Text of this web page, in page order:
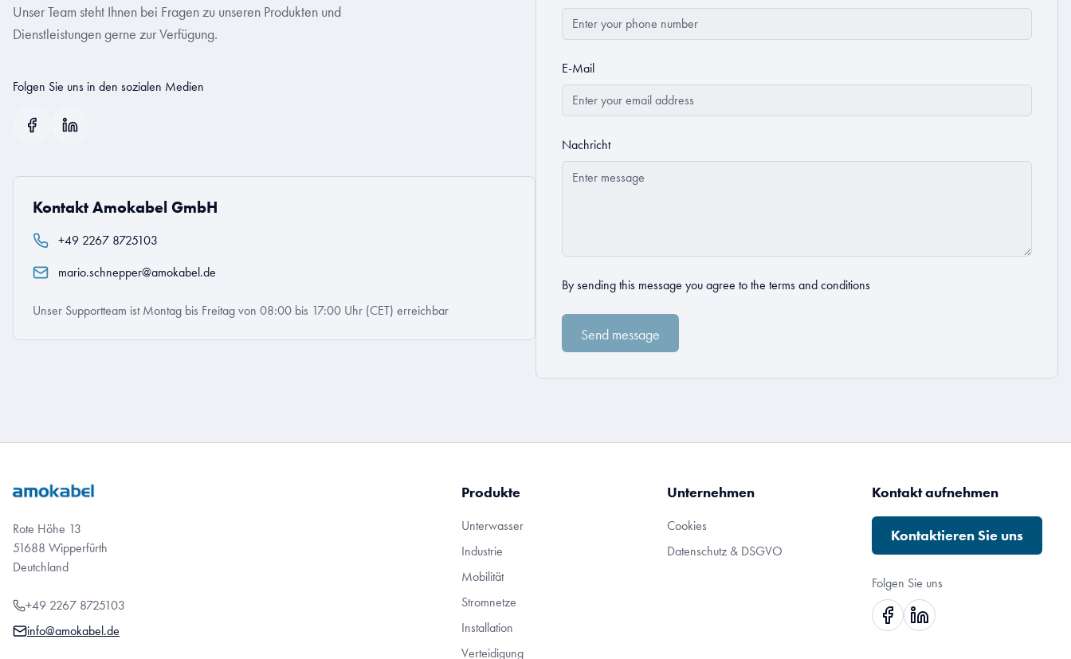
Unser Team steht Ihnen bei Fragen zu unseren Produkten und
Dienstleistungen gerne zur Verfügung.
Folgen Sie uns in den sozialen Medien
Kontakt Amokabel GmbH
+49 2267 8725103
mario.schnepper@amokabel.de
Unser Supportteam ist Montag bis Freitag von 08:00 bis 17:00 Uhr (CET) erreichbar
E-Mail
Nachricht
By sending this message you agree to the terms and conditions
Rote Höhe 13
51688 Wipperfürth
Deutchland
+49 2267 8725103
info@amokabel.de
Produkte
Unterwasser
Industrie
Mobilität
Stromnetze
Installation
Verteidigung
Unternehmen
Cookies
Datenschutz & DSGVO
Kontakt aufnehmen
Kontaktieren Sie uns
Folgen Sie uns